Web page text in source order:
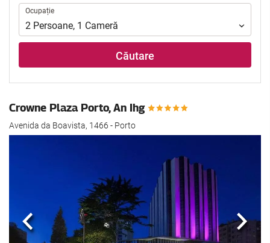
Ocupație
Ocupație
2 Persoane, 1 Cameră
Căutare
Crowne Plaza Porto, An Ihg
Avenida da Boavista, 1466 - Porto
Anterioară